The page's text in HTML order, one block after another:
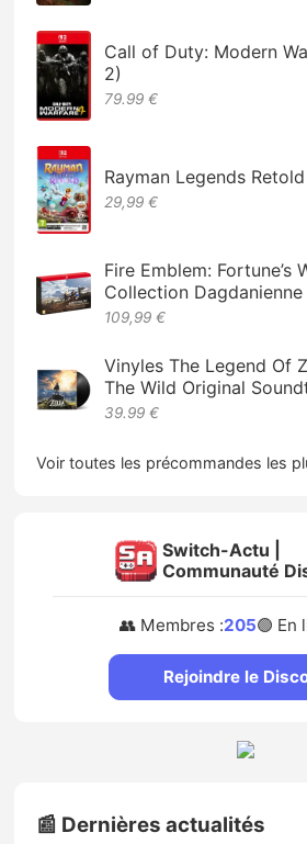
Call of Duty: Modern
2)
79.99 €
Rayman Legends
29,99 €
Fire Emblem: Fortune’s
Collection Dagdanienne
109,99 €
Vinyles The Legend Of
The Wild Original
39.99 €
Voir toutes les précommandes les
Switch-Actu |
Communauté
👥 Membres :205🟢 En
Rejoindre le
📰 Dernières actualités